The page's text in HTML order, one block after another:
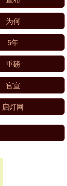
为何
5年
重磅
官宣
启灯网